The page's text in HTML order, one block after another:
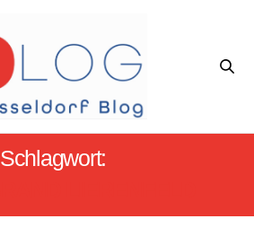
Schlagwort: